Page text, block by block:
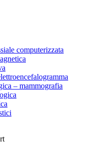
computerizzata
– mammografia